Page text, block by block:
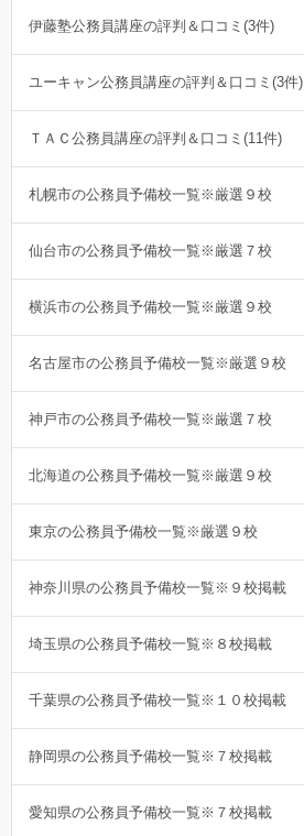
伊藤塾公務員講座の評判＆口コミ(3件)
ユーキャン公務員講座の評判＆口コミ(3件)
ＴＡＣ公務員講座の評判＆口コミ(11件)
札幌市の公務員予備校一覧※厳選９校
仙台市の公務員予備校一覧※厳選７校
横浜市の公務員予備校一覧※厳選９校
名古屋市の公務員予備校一覧※厳選９校
神戸市の公務員予備校一覧※厳選７校
北海道の公務員予備校一覧※厳選９校
東京の公務員予備校一覧※厳選９校
神奈川県の公務員予備校一覧※９校掲載
埼玉県の公務員予備校一覧※８校掲載
千葉県の公務員予備校一覧※１０校掲載
静岡県の公務員予備校一覧※７校掲載
愛知県の公務員予備校一覧※７校掲載